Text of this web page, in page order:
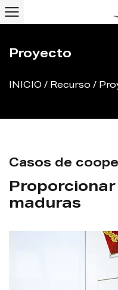
Proyecto
INICIO / Recurso /
Casos de
maduras